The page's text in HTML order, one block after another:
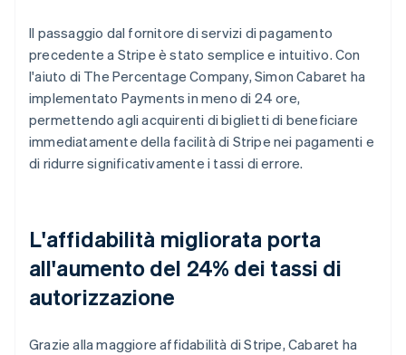
Il passaggio dal fornitore di servizi di pagamento
precedente a Stripe è stato semplice e intuitivo. Con
l'aiuto di The Percentage Company, Simon Cabaret ha
implementato Payments in meno di 24 ore,
permettendo agli acquirenti di biglietti di beneficiare
immediatamente della facilità di Stripe nei pagamenti e
di ridurre significativamente i tassi di errore.
L'affidabilità migliorata porta
all'aumento del 24% dei tassi di
autorizzazione
Grazie alla maggiore affidabilità di Stripe, Cabaret ha